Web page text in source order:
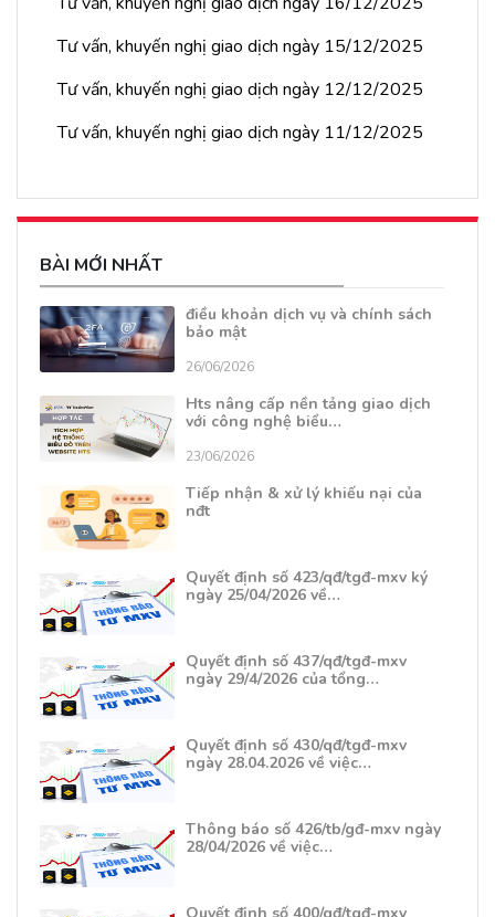
Tư vấn, khuyến nghị giao dịch ngày 15/12/2025
Tư vấn, khuyến nghị giao dịch ngày 12/12/2025
Tư vấn, khuyến nghị giao dịch ngày 11/12/2025
BÀI MỚI NHẤT
điều khoản dịch vụ và chính sách
bảo mật
26/06/2026
Hts nâng cấp nền tảng giao dịch
với công nghệ biểu…
23/06/2026
Tiếp nhận & xử lý khiếu nại của
nđt
Quyết định số 423/qđ/tgđ-mxv ký
ngày 25/04/2026 về…
Quyết định số 437/qđ/tgđ-mxv
ngày 29/4/2026 của tổng…
Quyết định số 430/qđ/tgđ-mxv
ngày 28.04.2026 về việc…
Thông báo số 426/tb/gđ-mxv ngày
28/04/2026 về việc…
Quyết định số 400/qđ/tgđ-mxv